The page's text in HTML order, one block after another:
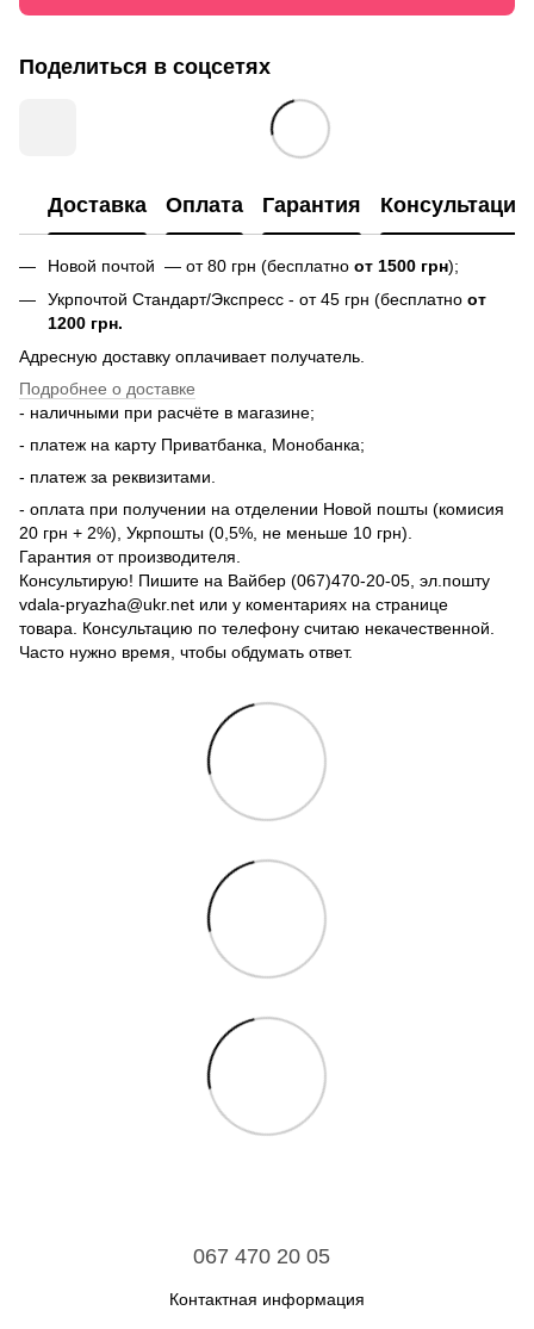
Поделиться в соцсетях
Доставка Оплата Гарантия Консультация
Новой почтой — от 80 грн (бесплатно от 1500 грн);
Укрпочтой Стандарт/Экспресс - от 45 грн (бесплатно от
1200 грн.
Адресную доставку оплачивает получатель.
Подробнее о доставке
- наличными при расчёте в магазине;
- платеж на карту Приватбанка, Монобанка;
- платеж за реквизитами.
- оплата при получении на отделении Новой пошты (комисия
20 грн + 2%), Укрпошты (0,5%, не меньше 10 грн).
Гарантия от производителя.
Консультирую! Пишите на Вайбер (067)470-20-05, эл.пошту
vdala-pryazha@ukr.net или у коментариях на странице
товара. Консультацию по телефону считаю некачественной.
Часто нужно время, чтобы обдумать ответ.
067 470 20 05
Контактная информация